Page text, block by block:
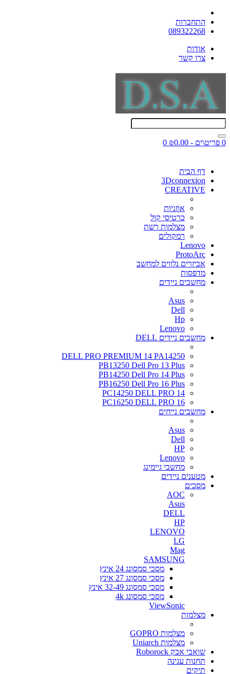
התחברות
089322268
אודות
צרו קשר
0 פריט\ים - ₪0.00 0
דף הבית
3Dconnexion
CREATIVE
אוזניות
כרטיסי קול
מצלמות רשת
רמקולים
Lenovo
ProtoArc
אביזרים נלווים למחשב
מדפסות
מחשבים ניידים
Asus
Dell
Hp
Lenovo
מחשבים ניידים DELL
DELL PRO PREMIUM 14 PA14250
PB13250 Dell Pro 13 Plus
PB14250 Dell Pro 14 Plus
PB16250 Dell Pro 16 Plus
PC14250 DELL PRO 14
PC16250 DELL PRO 16
מחשבים נייחים
Asus
Dell
HP
Lenovo
מחשבי גיימינג
מטענים ניידים
מסכים
AOC
Asus
DELL
HP
LENOVO
LG
Mag
SAMSUNG
מסכי סמסונג 24 אינץ
מסכי סמסונג 27 אינץ
מסכי סמסונג 32-49 אינץ
מסכי סמסונג 4k
ViewSonic
מצלמות
מצלמות GOPRO
מצלמות Uniarch
שואבי אבק Roborock
תחנות עגינה
תיקים